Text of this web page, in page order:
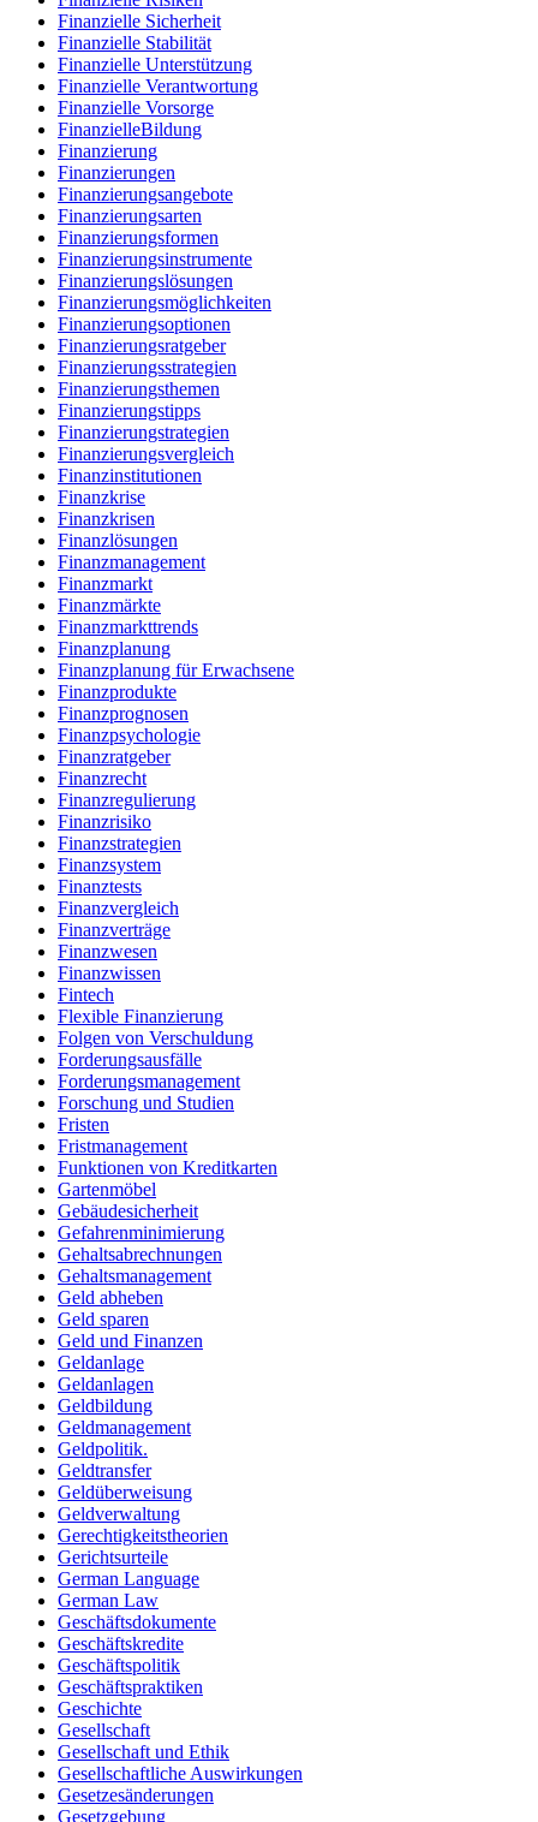
Finanzielle Sicherheit
Finanzielle Stabilität
Finanzielle Unterstützung
Finanzielle Verantwortung
Finanzielle Vorsorge
FinanzielleBildung
Finanzierung
Finanzierungen
Finanzierungsangebote
Finanzierungsarten
Finanzierungsformen
Finanzierungsinstrumente
Finanzierungslösungen
Finanzierungsmöglichkeiten
Finanzierungsoptionen
Finanzierungsratgeber
Finanzierungsstrategien
Finanzierungsthemen
Finanzierungstipps
Finanzierungstrategien
Finanzierungsvergleich
Finanzinstitutionen
Finanzkrise
Finanzkrisen
Finanzlösungen
Finanzmanagement
Finanzmarkt
Finanzmärkte
Finanzmarkttrends
Finanzplanung
Finanzplanung für Erwachsene
Finanzprodukte
Finanzprognosen
Finanzpsychologie
Finanzratgeber
Finanzrecht
Finanzregulierung
Finanzrisiko
Finanzstrategien
Finanzsystem
Finanztests
Finanzvergleich
Finanzverträge
Finanzwesen
Finanzwissen
Fintech
Flexible Finanzierung
Folgen von Verschuldung
Forderungsausfälle
Forderungsmanagement
Forschung und Studien
Fristen
Fristmanagement
Funktionen von Kreditkarten
Gartenmöbel
Gebäudesicherheit
Gefahrenminimierung
Gehaltsabrechnungen
Gehaltsmanagement
Geld abheben
Geld sparen
Geld und Finanzen
Geldanlage
Geldanlagen
Geldbildung
Geldmanagement
Geldpolitik.
Geldtransfer
Geldüberweisung
Geldverwaltung
Gerechtigkeitstheorien
Gerichtsurteile
German Language
German Law
Geschäftsdokumente
Geschäftskredite
Geschäftspolitik
Geschäftspraktiken
Geschichte
Gesellschaft
Gesellschaft und Ethik
Gesellschaftliche Auswirkungen
Gesetzesänderungen
Gesetzgebung